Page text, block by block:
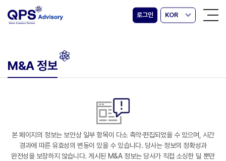
로그인 KOR
M&A 정보
본 페이지의 정보는 보안상 일부 항목이 다소 축약·편집되었을 수 있으며, 시간
경과에 따른 유효성의 변동이 있을 수 있습니다. 당사는 정보의 정확성과
완전성을 보장하지 않습니다. 게시된 M&A 정보는 당사가 직접 소싱한 딜 뿐만